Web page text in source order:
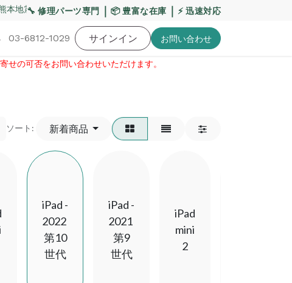
本地震・お盆期間の配送への影響について
🔧 修理パーツ専門 ｜ 📦 豊富な在庫 ｜ ⚡ 迅速対応
バッテリー 工具・備品 特価品 ポイントに関して
03-6812-1029 サインイン お問い​合わせ
せの可否をお問い合わせいただけます。​
ソート: 新着商品
iPad -
2022
第10
世代
iPad -
2021
第9
世代
iPad
mini
2